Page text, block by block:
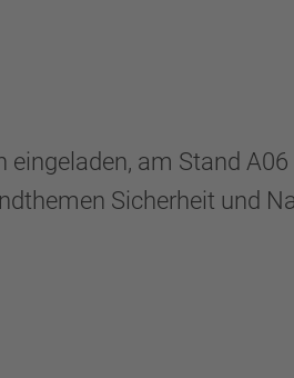
eingeladen, am Stand
Sicherheit und